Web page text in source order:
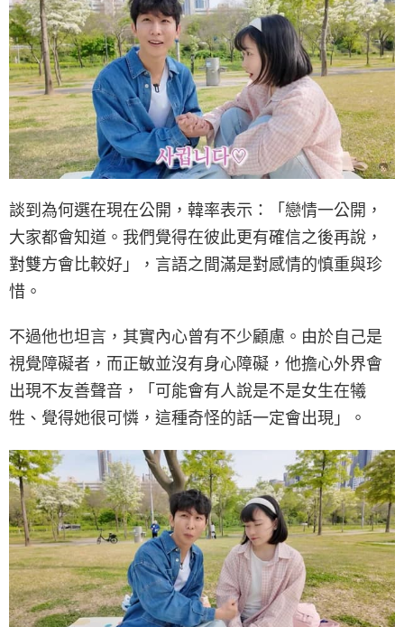
談到為何選在現在公開，韓率表示：「戀情一公開，
大家都會知道。我們覺得在彼此更有確信之後再說，
對雙方會比較好」，言語之間滿是對感情的慎重與珍
惜。
不過他也坦言，其實內心曾有不少顧慮。由於自己是
視覺障礙者，而正敏並沒有身心障礙，他擔心外界會
出現不友善聲音，「可能會有人說是不是女生在犧
牲、覺得她很可憐，這種奇怪的話一定會出現」。